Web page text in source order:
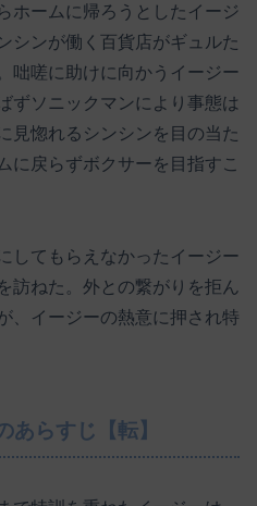
ホームに帰ろうとしたイージ
シンが働く百貨店がギュルた
咄嗟に助けに向かうイージー
ずソニックマンにより事態は
見惚れるシンシンを目の当た
に戻らずボクサーを目指すこ
してもらえなかったイージー
訪ねた。外との繋がりを拒ん
、イージーの熱意に押され特
あらすじ【転】